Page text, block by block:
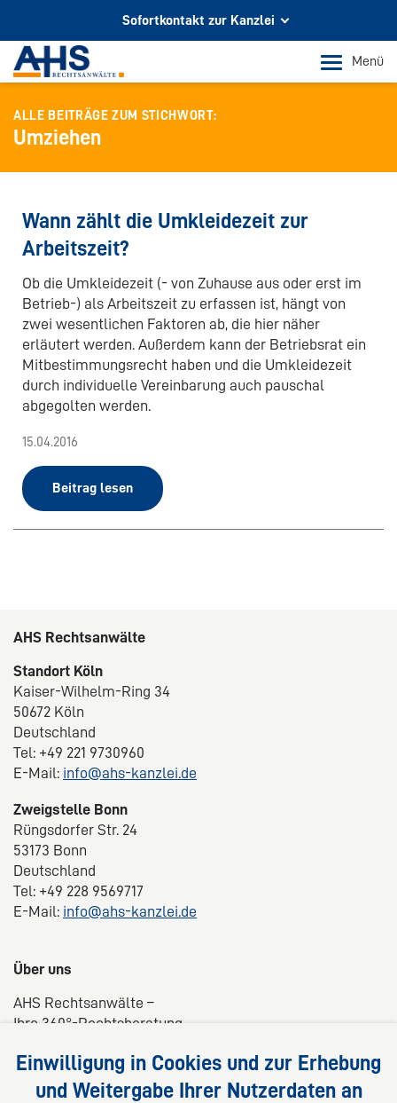
Sofortkontakt zur Kanzlei
Ihr Partner für Rechtsberatung
In Köln und Bonn
Telefon Köln
+49 221 973 096 0
E-Mail-Kontakt
Menü
ALLE BEITRÄGE ZUM STICHWORT:
Umziehen
Wann zählt die Umkleidezeit zur
Arbeitszeit?
Ob die Umkleidezeit (- von Zuhause aus oder erst im
Betrieb-) als Arbeitszeit zu erfassen ist, hängt von
zwei wesentlichen Faktoren ab, die hier näher
erläutert werden. Außerdem kann der Betriebsrat ein
Mitbestimmungsrecht haben und die Umkleidezeit
durch individuelle Vereinbarung auch pauschal
abgegolten werden.
15.04.2016
Beitrag lesen
AHS Rechtsanwälte
Standort Köln
Kaiser-Wilhelm-Ring 34
50672 Köln
Deutschland
Tel: +49 221 9730960
E-Mail: info@ahs-kanzlei.de
Zweigstelle Bonn
Rüngsdorfer Str. 24
53173 Bonn
Deutschland
Tel: +49 228 9569717
E-Mail: info@ahs-kanzlei.de
Über uns
AHS Rechtsanwälte –
Ihre 360°-Rechtsberatung
praxisnahe Lösungen für Ihre Rechtsfragen.
Einwilligung in Cookies und zur Erhebung
und Weitergabe Ihrer Nutzerdaten an